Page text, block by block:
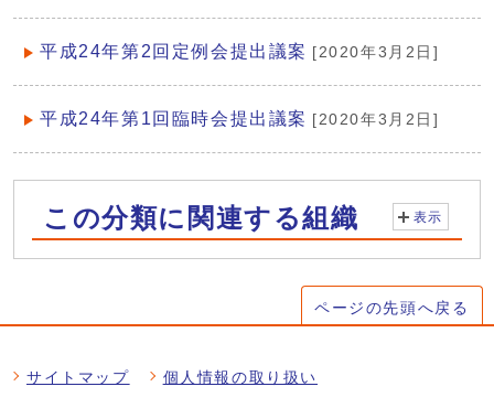
平成24年第2回定例会提出議案 [2020年3月2日]
平成24年第1回臨時会提出議案 [2020年3月2日]
この分類に関連する組織 表示
ページの先頭へ戻る
サイトマップ 個人情報の取り扱い